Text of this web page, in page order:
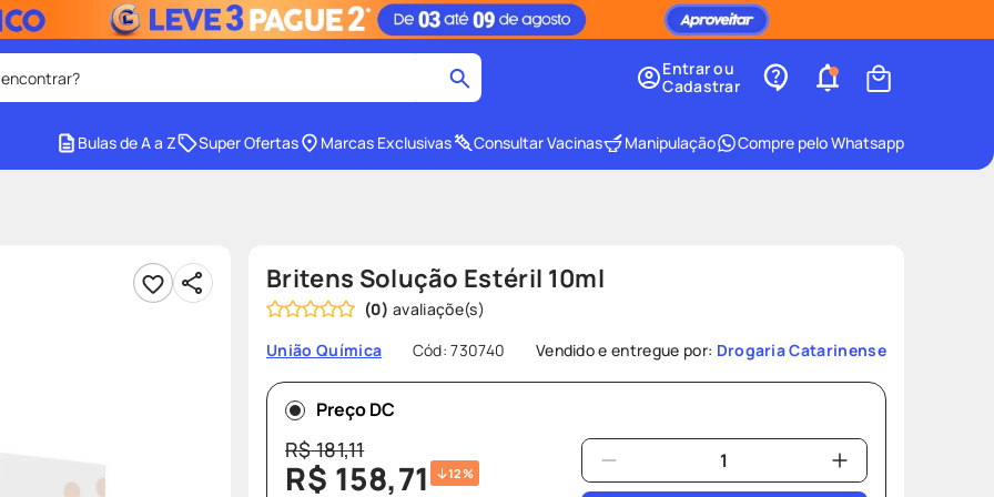
facial
8º protetor solar
teste gravidez
Entrar ou
Cadastrar
Bulas de A a Z Super Ofertas Marcas Exclusivas Consultar Vacinas Manipulação Compre pelo Whatsapp
Britens Solução Estéril 10ml
(0)
União Química
Cód:730740 Vendido e entregue por: Drogaria Catarinense
Preço DC
R$181,11
R$ 158,71 12%